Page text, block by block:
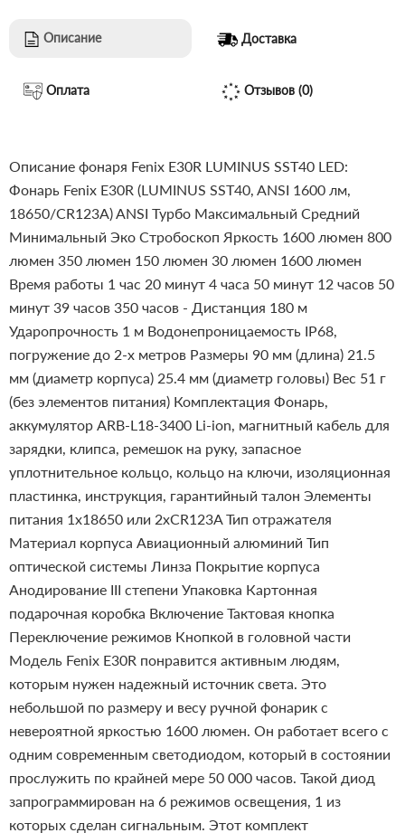
Описание Доставка
Оплата Отзывов (0)
Описание фонаря Fenix E30R LUMINUS SST40 LED:
Фонарь Fenix E30R (LUMINUS SST40, ANSI 1600 лм,
18650/CR123A)ANSI Турбо Максимальный Средний
Минимальный Эко Стробоскоп Яркость 1600 люмен 800
люмен 350 люмен 150 люмен 30 люмен 1600 люмен
Время работы 1 час 20 минут 4 часа 50 минут 12 часов 50
минут 39 часов 350 часов - Дистанция 180 м
Ударопрочность 1 м Водонепроницаемость IP68,
погружение до 2-х метров Размеры 90 мм (длина) 21.5
мм (диаметр корпуса) 25.4 мм (диаметр головы) Вес 51 г
(без элементов питания) Комплектация Фонарь,
аккумулятор ARB-L18-3400 Li-ion, магнитный кабель для
зарядки, клипса, ремешок на руку, запасное
уплотнительное кольцо, кольцо на ключи, изоляционная
пластинка, инструкция, гарантийный талон Элементы
питания 1x18650 или 2xCR123A Тип отражателя
Материал корпуса Авиационный алюминий Тип
оптической системы Линза Покрытие корпуса
Анодирование III степени Упаковка Картонная
подарочная коробка Включение Тактовая кнопка
Переключение режимов Кнопкой в головной части
Модель Fenix E30R понравится активным людям,
которым нужен надежный источник света. Это
небольшой по размеру и весу ручной фонарик с
невероятной яркостью 1600 люмен. Он работает всего с
одним современным светодиодом, который в состоянии
прослужить по крайней мере 50 000 часов. Такой диод
запрограммирован на 6 режимов освещения, 1 из
которых сделан сигнальным. Этот комплект